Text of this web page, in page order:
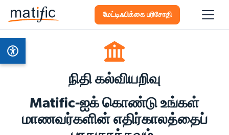
மேட்டிஃபிக்கை பரிசோதி
நிதி கல்வியறிவு
Matific-ஐக் கொண்டு உங்கள்
மாணவர்களின் எதிர்காலத்தைப்